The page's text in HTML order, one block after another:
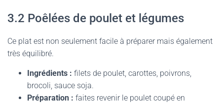
3.2 Poêlées de poulet et légumes
Ce plat est non seulement facile à préparer mais également
très équilibré.
Ingrédients : filets de poulet, carottes, poivrons,
brocoli, sauce soja.
Préparation : faites revenir le poulet coupé en